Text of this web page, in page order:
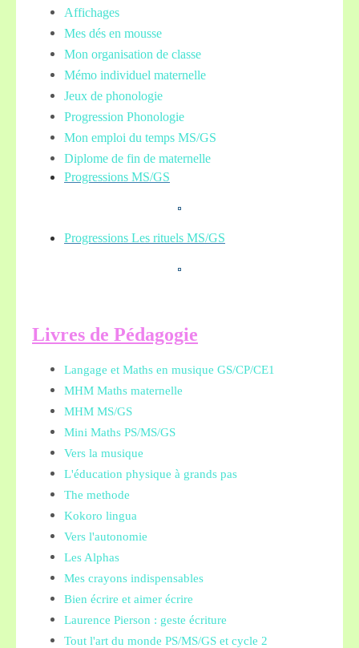
Affichages
Mes dés en mousse
Mon organisation de classe
Mémo individuel maternelle
Jeux de phonologie
Progression Phonologie
Mon emploi du temps MS/GS
Diplome de fin de maternelle
Progressions MS/GS
Progressions Les rituels MS/GS
Livres de Pédagogie
Langage et Maths en musique GS/CP/CE1
MHM Maths maternelle
MHM MS/GS
Mini Maths PS/MS/GS
Vers la musique
L'éducation physique à grands pas
The methode
Kokoro lingua
Vers l'autonomie
Les Alphas
Mes crayons indispensables
Bien écrire et aimer écrire
Laurence Pierson : geste écriture
Tout l'art du monde PS/MS/GS et cycle 2